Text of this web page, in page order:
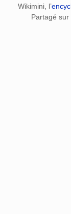
Wikimini, l’
Partagé sur